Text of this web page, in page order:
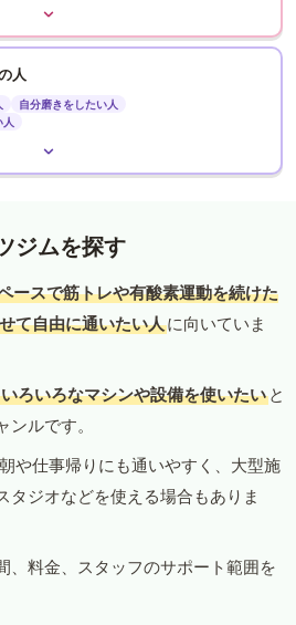
人
自分磨きをしたい人
人
ジムを探す
ースで筋トレや有酸素運動を続けた
て自由に通いたい人に向いていま
いろいろなマシンや設備を使いたい と
ルです。
や仕事帰りにも通いやすく、大型施
タジオなどを使える場合もありま
、料金、スタッフのサポート範囲を